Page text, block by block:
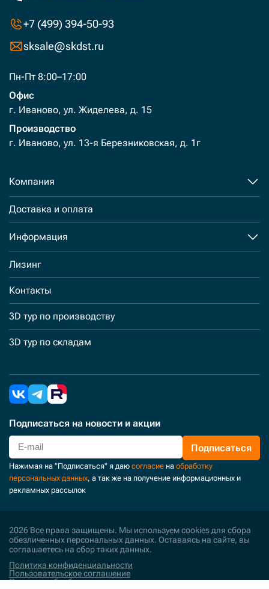
+7 (499) 394-50-93
sksale@skdst.ru
Пн-Пт 8:00–17:00
Офис
г. Иваново, ул. Жиделева, д. 15
Производство
г. Иваново, ул. 13-я Березниковская, д. 1г
Компания
Доставка и оплата
Информация
Лизинг
Контакты
3D тур по производству
3D тур по складам
Подписаться на новости и акции
Подписаться
Нажимая на "Подписаться" я даю согласие на обработку
персональных данных, а так же на получение информационных и
рекламных рассылок
2026 Все права защищены. Мы используем cookies для сбора
обезличенных персональных данных. Оставаясь на сайте, вы
соглашаетесь на сбор таких данных.
Политика конфиденциальности
Пользовательское соглашение
Политика обработки персональных данных